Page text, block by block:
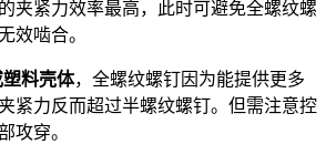
夹紧力效率最高，此时可避免全螺纹螺
效啮合。
料壳体，全螺纹螺钉因为能提供更多
紧力反而超过半螺纹螺钉。但需注意控
攻穿。